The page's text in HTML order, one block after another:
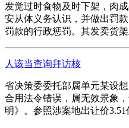
发觉过时食物及时下架，肉
安从体义务认识，并做出罚
罚款的行政惩罚。其发卖货
人该当查询拜访核
省决策委委托部属单元某设
合用法令错误，属无效景象
明》。参照涉案地出让价3.51